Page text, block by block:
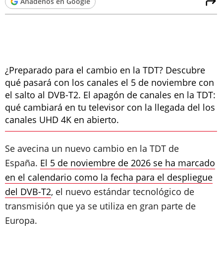
¿Preparado para el cambio en la TDT? Descubre
qué pasará con los canales el 5 de noviembre con
el salto al DVB-T2. El apagón de canales en la TDT:
qué cambiará en tu televisor con la llegada del los
canales UHD 4K en abierto.
Se avecina un nuevo cambio en la TDT de
España. El 5 de noviembre de 2026 se ha marcado
en el calendario como la fecha para el despliegue
del DVB-T2, el nuevo estándar tecnológico de
transmisión que ya se utiliza en gran parte de
Europa.